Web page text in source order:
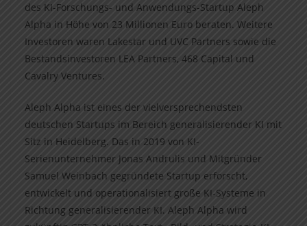
des KI-Forschungs- und Anwendungs-Startup Aleph
Alpha in Höhe von 23 Millionen Euro beraten. Weitere
Investoren waren Lakestar und UVC Partners sowie die
Bestandsinvestoren LEA Partners, 468 Capital und
Cavalry Ventures.
Aleph Alpha ist eines der vielversprechendsten
deutschen Startups im Bereich generalisierender KI mit
Sitz in Heidelberg. Das in 2019 von KI-
Serienunternehmer Jonas Andrulis und Mitgründer
Samuel Weinbach gegründete Startup erforscht,
entwickelt und operationalisiert große KI-Systeme in
Richtung generalisierender KI. Aleph Alpha wird